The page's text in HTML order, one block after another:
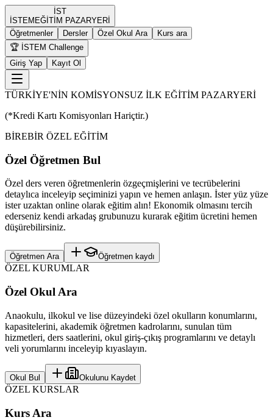
İST
İSTEM EĞİTİM PAZARYERİ
Öğretmenler
Dersler Özel Okul Ara
Kurs ara
🏆 İSTEM Challenge
Giriş Yap
Kayıt Ol
TÜRKİYE'NİN KOMİSYONSUZ İLK EĞİTİM PAZARYERİ
(*Kredi Kartı Komisyonları Hariçtir.)
BİREBİR ÖZEL EĞİTİM
Özel Öğretmen Bul
Özel ders veren öğretmenlerin özgeçmişlerini ve tecrübelerini
detaylıca inceleyip seçiminizi yapın ve hemen anlaşın. İster yüz yüze
ister uzaktan online olarak eğitim alın! Ekonomik olmasını tercih
ederseniz kendi arkadaş grubunuzu kurarak eğitim ücretini hemen
düşürebilirsiniz.
Öğretmen Ara Öğretmen kaydı
ÖZEL KURUMLAR
Özel Okul Ara
Anaokulu, ilkokul ve lise düzeyindeki özel okulların konumlarını,
kapasitelerini, akademik öğretmen kadrolarını, sunulan tüm
hizmetleri, ders saatlerini, okul giriş-çıkış programlarını ve detaylı
veli yorumlarını inceleyip kıyaslayın.
Okul Bul Okulunu Kaydet
ÖZEL KURSLAR
Kurs Ara